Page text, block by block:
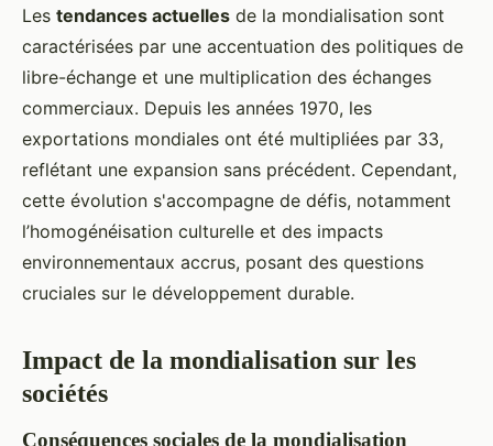
Les tendances actuelles de la mondialisation sont
caractérisées par une accentuation des politiques de
libre-échange et une multiplication des échanges
commerciaux. Depuis les années 1970, les
exportations mondiales ont été multipliées par 33,
reflétant une expansion sans précédent. Cependant,
cette évolution s'accompagne de défis, notamment
l’homogénéisation culturelle et des impacts
environnementaux accrus, posant des questions
cruciales sur le développement durable.
Impact de la mondialisation sur les
sociétés
Conséquences sociales de la mondialisation